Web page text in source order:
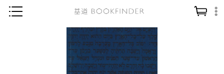
神學／教義
讀經／研經